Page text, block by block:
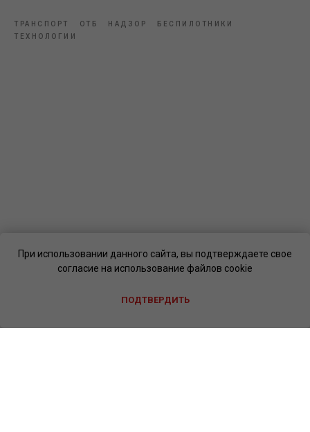
При использовании данного сайта, вы подтверждаете свое
согласие на использование файлов cookie
ПОДТВЕРДИТЬ
ТРАНСПОРТ ОТБ НАДЗОР
БЕСПИЛОТНИКИ
ТЕХНОЛОГИИ